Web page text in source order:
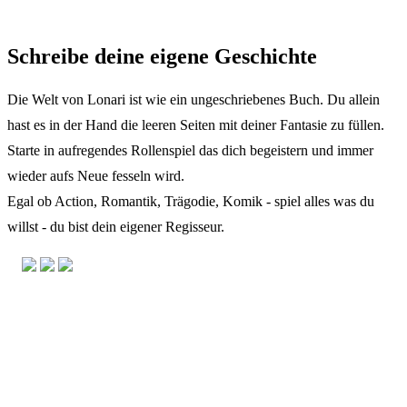
Schreibe deine eigene Geschichte
Die Welt von Lonari ist wie ein ungeschriebenes Buch. Du allein
hast es in der Hand die leeren Seiten mit deiner Fantasie zu füllen.
Starte in aufregendes Rollenspiel das dich begeistern und immer
wieder aufs Neue fesseln wird.
Egal ob Action, Romantik, Trägodie, Komik - spiel alles was du
willst - du bist dein eigener Regisseur.